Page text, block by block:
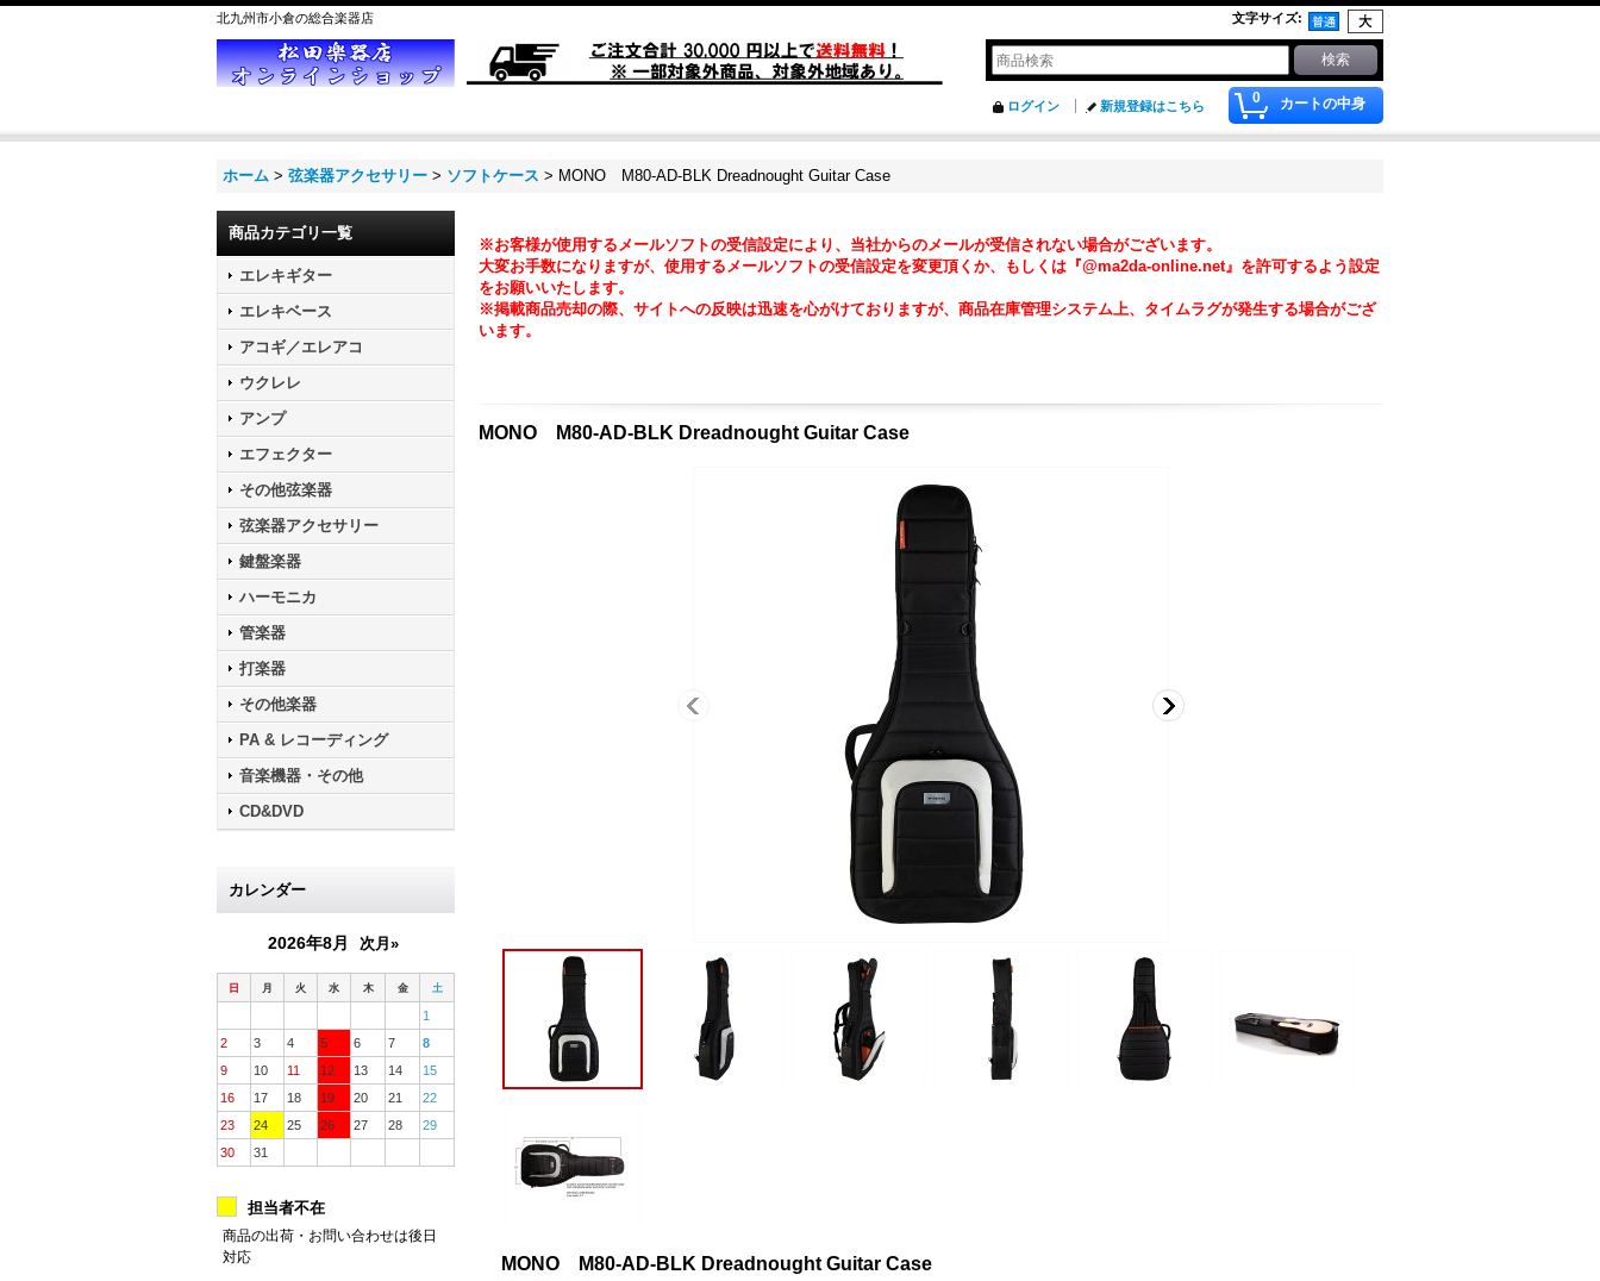
北九州市小倉の総合楽器店 文字サイズ:
0 カートの中身
ログイン 新規登録はこちら
ホーム > 弦楽器アクセサリー > ソフトケース > MONO M80-AD-BLK Dreadnought Guitar Case
商品カテゴリ一覧
エレキギター
エレキベース
アコギ／エレアコ
ウクレレ
アンプ
エフェクター
その他弦楽器
弦楽器アクセサリー
鍵盤楽器
ハーモニカ
管楽器
打楽器
その他楽器
PA & レコーディング
音楽機器・その他
CD&DVD
カレンダー
2026年8月 次月»
日 月 火 水 木 金 土
1
2
3 4 5 6 7
8
9
10 11 12 13 14
15
16
17 18 19 20 21
22
23
24 25 26 27 28
29
30
31
担当者不在
商品の出荷・お問い合わせは後日
対応
※お客様が使用するメールソフトの受信設定により、当社からのメールが受信されない場合がございます。
大変お手数になりますが、使用するメールソフトの受信設定を変更頂くか、もしくは『@ma2da-online.net』を許可するよう設定
をお願いいたします。
※掲載商品売却の際、サイトへの反映は迅速を心がけておりますが、商品在庫管理システム上、タイムラグが発生する場合がござ
います。
MONO M80-AD-BLK Dreadnought Guitar Case
MONO M80-AD-BLK Dreadnought Guitar Case